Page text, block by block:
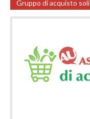
Gruppo di acquisto